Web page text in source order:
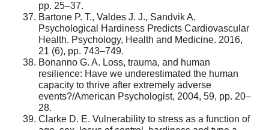
pp. 25–37.
Bartone P. T., Valdes J. J., Sandvik A.
Psychological Hardiness Predicts Cardiovascular
Health. Psychology, Health and Medicine. 2016,
21 (6), pp. 743–749.
Bonanno G. A. Loss, trauma, and human
resilience: Have we underestimated the human
capacity to thrive after extremely adverse
events?/American Psychologist, 2004, 59, pp. 20–
28.
Clarke D. E. Vulnerability to stress as a function of